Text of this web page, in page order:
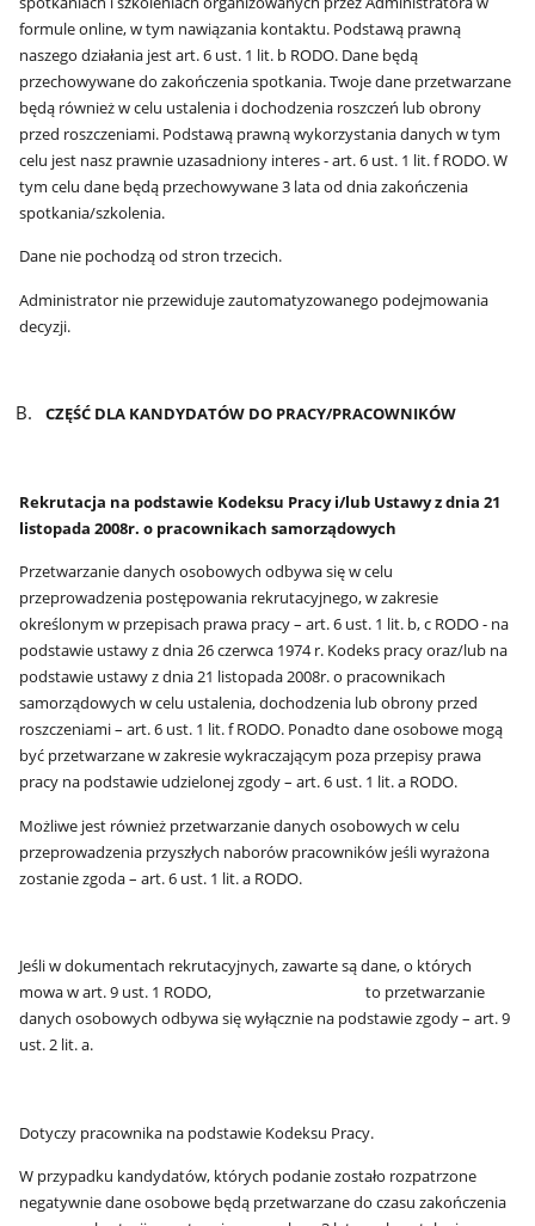
formule online, w tym nawiązania kontaktu. Podstawą prawną
naszego działania jest art. 6 ust. 1 lit. b RODO. Dane będą
przechowywane do zakończenia spotkania. Twoje dane przetwarzane
będą również w celu ustalenia i dochodzenia roszczeń lub obrony
przed roszczeniami. Podstawą prawną wykorzystania danych w tym
celu jest nasz prawnie uzasadniony interes - art. 6 ust. 1 lit. f RODO. W
tym celu dane będą przechowywane 3 lata od dnia zakończenia
spotkania/szkolenia.
Dane nie pochodzą od stron trzecich.
Administrator nie przewiduje zautomatyzowanego podejmowania
decyzji.
CZĘŚĆ DLA KANDYDATÓW DO PRACY/PRACOWNIKÓW
Rekrutacja na podstawie Kodeksu Pracy i/lub Ustawy z dnia 21
listopada 2008r. o pracownikach samorządowych
Przetwarzanie danych osobowych odbywa się w celu
przeprowadzenia postępowania rekrutacyjnego, w zakresie
określonym w przepisach prawa pracy – art. 6 ust. 1 lit. b, c RODO - na
podstawie ustawy z dnia 26 czerwca 1974 r. Kodeks pracy oraz/lub na
podstawie ustawy z dnia 21 listopada 2008r. o pracownikach
samorządowych w celu ustalenia, dochodzenia lub obrony przed
roszczeniami – art. 6 ust. 1 lit. f RODO. Ponadto dane osobowe mogą
być przetwarzane w zakresie wykraczającym poza przepisy prawa
pracy na podstawie udzielonej zgody – art. 6 ust. 1 lit. a RODO.
Możliwe jest również przetwarzanie danych osobowych w celu
przeprowadzenia przyszłych naborów pracowników jeśli wyrażona
zostanie zgoda – art. 6 ust. 1 lit. a RODO.
Jeśli w dokumentach rekrutacyjnych, zawarte są dane, o których
mowa w art. 9 ust. 1 RODO, to przetwarzanie
danych osobowych odbywa się wyłącznie na podstawie zgody – art. 9
ust. 2 lit. a.
Dotyczy pracownika na podstawie Kodeksu Pracy.
W przypadku kandydatów, których podanie zostało rozpatrzone
negatywnie dane osobowe będą przetwarzane do czasu zakończenia